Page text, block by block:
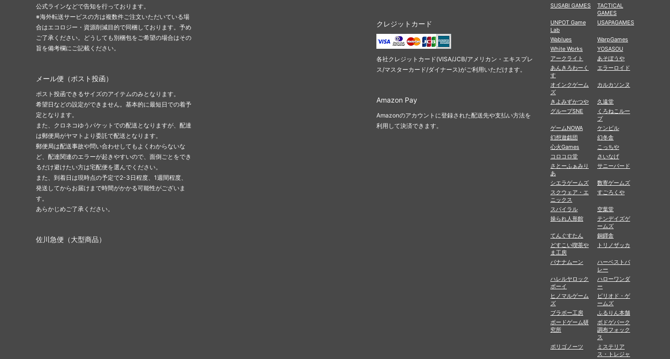
公式ラインなどで告知を行っております。
※海外転送サービスの方は複数件ご注文いただいている場
合はエコロジー・資源削減目的で同梱しております。予め
ご了承ください。どうしても別梱包をご希望の場合はその
旨を備考欄にご記載ください。
メール便（ポスト投函）
ポスト投函できるサイズのアイテムのみとなります。
希望日などの設定ができません。基本的に最短日での着予
定となります。
また、クロネコゆうパケットでの配送となりますが、配達
は郵便局がヤマトより委託で配送となります。
郵便局は配送事故や問い合わせしてもよくわからないな
ど、配達関連のエラーが起きやすいので、面倒ごとをでき
るだけ避けたい方は宅配便を選んでください。
また、到着日は現時点の予定で2-3日程度、1週間程度、
発送してからお届けまで時間がかかる可能性がございま
す。
あらかじめご了承ください。
佐川急便（大型商品）
クレジットカード
各社クレジットカード(VISA/JCB/アメリカン・エキスプレ
ス/マスターカード/ダイナース)がご利用いただけます。
Amazon Pay
Amazonのアカウントに登録された配送先や支払い方法を
利用して決済できます。
SUSABI GAMES
TACTICAL
GAMES
UNPOT Game
Lab
USAPAGAMES
Wablues
WarpGames
White Works
YOSASOU
アークライト
あそぼうや
あんきろわーく
す
エラーロイド
オインクゲーム
ズ
カルカソンヌ
きよみずかつや
久遠堂
グループSNE
くろねこルー
プ
ゲームNOWA
ケンビル
幻想遊戯団
幻冬舎
心火Games
こっちや
コロコロ堂
さいなげ
さとーふぁみり
あ
サニーバード
シエラゲームズ
数寄ゲームズ
スクウェア・エ
ニックス
すごろくや
スパイラル
空葉堂
操られ人形館
テンデイズゲ
ームズ
てんぐすたん
銅鐸舎
どすこい喫茶や
ま工房
トリノザッカ
バナナムーン
ハーベストバ
レー
ハレルヤロック
ボーイ
ハローワンダ
ー
ヒノマルゲーム
ズ
ピリオド・ゲ
ームズ
ブラボー工房
ふるりん本舗
ボードゲーム研
究所
ボドゲパーク
調布フォック
ス
ポリゴノーツ
ミステリア
ス・トレジャ